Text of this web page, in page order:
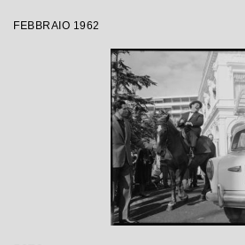
FEBBRAIO 1962